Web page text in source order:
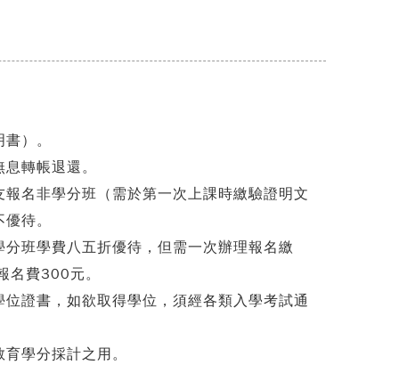
）。
轉帳退還。
名非學分班（需於第一次上課時繳驗證明文
待。
班學費八五折優待，但需一次辦理報名繳
名費300元。
證書，如欲取得學位，須經各類入學考試通
學分採計之用。